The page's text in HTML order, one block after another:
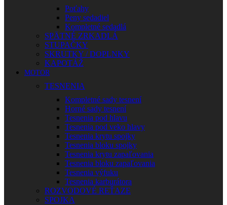
Poťahy
Peny sedadiel
Kompletné sedadlá
SPÄTNÉ ZRKADLÁ
STUPAČKY
SKRUTKY / DOPLNKY
KAPOTÁŽ
MOTOR
TESNENIA
Kompletné sady tesnení
Horné sady tesnení
Tesnenia pod hlavu
Tesnenia pod veko hlavy
Tesnenia krytu spojky
Tesnenia bloku spojky
Tesnenia krytu zapaľovania
Tesnenia bloku zapaľovania
Tesnenia výfuku
Tesnenia karburátora
ROZVODOVÉ REŤAZE
SPOJKA